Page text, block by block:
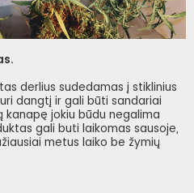
derlius sudedamas į stiklinius
dangtį ir gali būti sandariai
jokiu būdu negalima
gali buti laikomas sausoje,
metus laiko be žymių